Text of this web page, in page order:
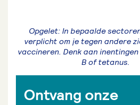
Opgelet: In bepaalde
verplicht om je tegen andere
vaccineren. Denk aan
B of tetanus.
Ontvang onze